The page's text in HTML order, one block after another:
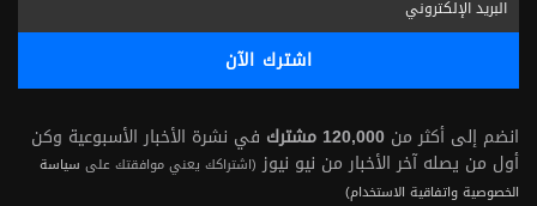
انضم إلى أكثر من 120,000 مشترك
في نشرة الأخبار الأسبوعية وكن
أول من يصله آخر الأخبار من نيو نيوز (اشتراكك يعني موافقتك على سياسة
الخصوصية واتفاقية الاستخدام)